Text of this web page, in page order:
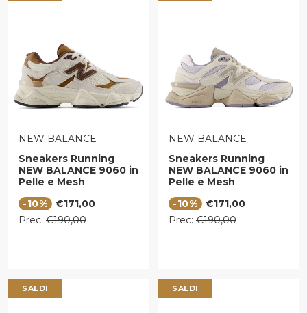
VENDITORE:
NEW BALANCE
Sneakers Running
NEW BALANCE 9060 in
Pelle e Mesh
Angora
-10%
Prezzo di vendita
€171,00
Prezzo regolare
Prec: €190,00
VENDITORE:
NEW BALANCE
Sneakers Running
NEW BALANCE 9060 in
Pelle e Mesh
Driftwood
-10%
Prezzo di vendita
€171,00
Prezzo regolare
Prec: €190,00
SALDI SALDI